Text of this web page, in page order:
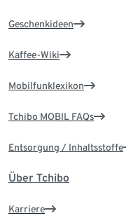
Geschenkideen
Kaffee-Wiki
Mobilfunklexikon
Tchibo MOBIL FAQs
Entsorgung / Inhaltsstoffe
Über Tchibo
Karriere